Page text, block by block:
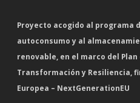
Proyecto acogido al programa
autoconsumo y al
renovable, en el marco del
Transformación y Resiliencia,
Europea – NextGenerationEU